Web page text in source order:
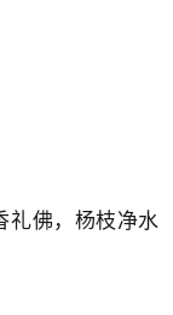
礼佛，杨枝净水